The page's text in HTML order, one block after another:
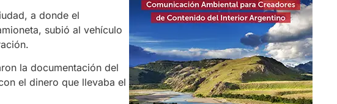
a donde el
subió al vehículo
la documentación del
el dinero que llevaba el